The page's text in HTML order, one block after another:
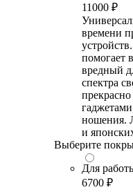
11000 ₽
времени
помогает
вредный
спектра
ношения.
и
Выберите
Для
6700 ₽